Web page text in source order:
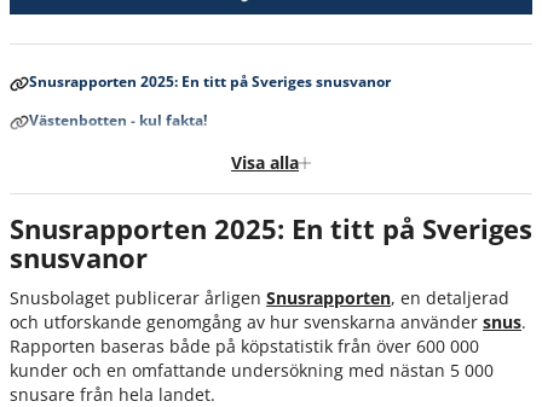
Snusrapporten 2025: En titt på Sveriges snusvanor
Västenbotten - kul fakta!
Hur snusar man i Västerbotten?
Mest sålda smaker
Mest sålda varumärken
Sammanfattning
Visa alla
Snusrapporten 2025: En titt på Sveriges
snusvanor
Snusbolaget publicerar årligen Snusrapporten, en detaljerad
och utforskande genomgång av hur svenskarna använder snus.
Rapporten baseras både på köpstatistik från över 600 000
kunder och en omfattande undersökning med nästan 5 000
snusare från hela landet.